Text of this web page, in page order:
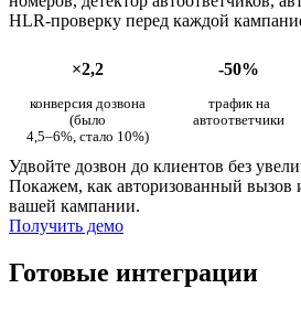
HLR-проверку перед каждой
×2,2 -50%
конверсия дозвона
(было
4,5–6%, стало 10%)
трафик на
автоответчики
Удвойте дозвон до клиентов без
Покажем, как авторизованный вызов
вашей кампании.
Получить демо
Готовые интеграции